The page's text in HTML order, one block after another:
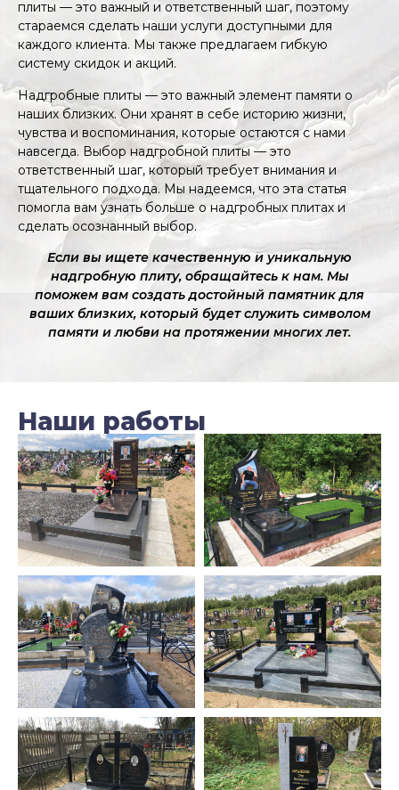
плиты — это важный и ответственный шаг, поэтому
стараемся сделать наши услуги доступными для
каждого клиента. Мы также предлагаем гибкую
систему скидок и акций.
Надгробные плиты — это важный элемент памяти о
наших близких. Они хранят в себе историю жизни,
чувства и воспоминания, которые остаются с нами
навсегда. Выбор надгробной плиты — это
ответственный шаг, который требует внимания и
тщательного подхода. Мы надеемся, что эта статья
помогла вам узнать больше о надгробных плитах и
сделать осознанный выбор.
Если вы ищете качественную и уникальную
надгробную плиту, обращайтесь к нам. Мы
поможем вам создать достойный памятник для
ваших близких, который будет служить символом
памяти и любви на протяжении многих лет.
Наши работы